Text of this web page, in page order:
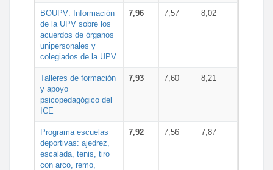
BOUPV: Información
de la UPV sobre los
acuerdos de órganos
unipersonales y
colegiados de la UPV
7,96 7,57 8,02
Talleres de formación
y apoyo
psicopedagógico del
ICE
7,93 7,60 8,21
Programa escuelas
deportivas: ajedrez,
escalada, tenis, tiro
con arco, remo,
7,92 7,56 7,87